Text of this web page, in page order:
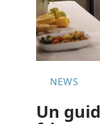
NEWS
Un